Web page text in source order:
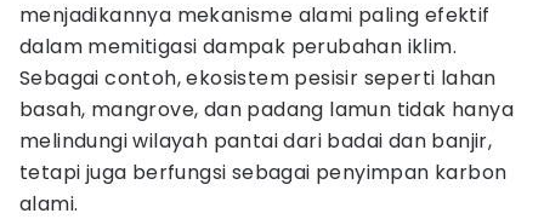
menjadikannya mekanisme alami paling efektif
dalam memitigasi dampak perubahan iklim.
Sebagai contoh, ekosistem pesisir seperti lahan
basah, mangrove, dan padang lamun tidak hanya
melindungi wilayah pantai dari badai dan banjir,
tetapi juga berfungsi sebagai penyimpan karbon
alami.